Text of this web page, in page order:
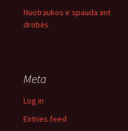
Nuotraukos ir spauda ant
drobės
Meta
Log in
Entries feed